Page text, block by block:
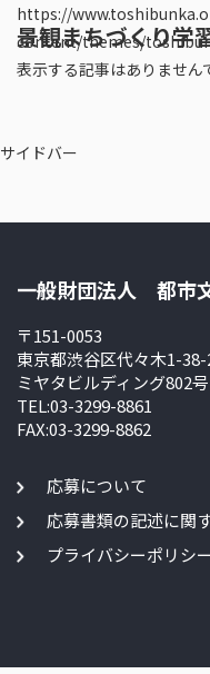
景観まちづくり学
https://
content/themes/
表示する記事はありません
サイドバー
一般財団法人 都市
〒151-0053
東京都渋谷区代々木1-38-
ミヤタビルディング802号
TEL:03-3299-8861
FAX:03-3299-8862
応募について
応募書類の記述に関
プライバシーポリシー